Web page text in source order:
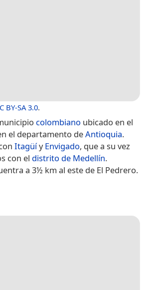
BY-SA 3.0.
colombiano ubicado en el
el departamento deAntioquia.
ItagüíyEnvigado, que a su vez
con el distrito de Medellín.
a 3½ km al este de El Pedrero.